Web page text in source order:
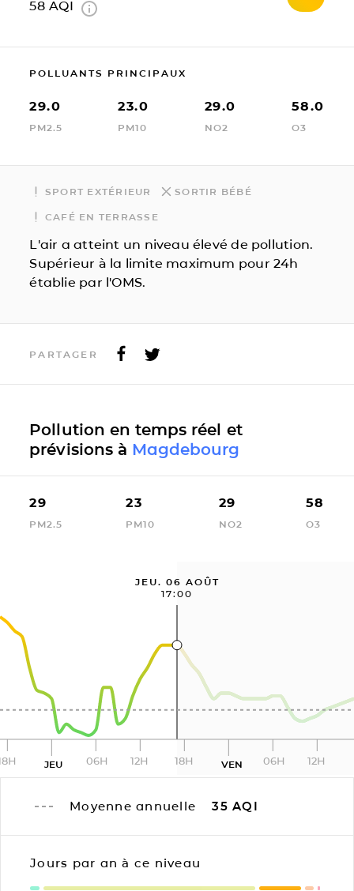
58 AQI
POLLUANTS PRINCIPAUX
29.0
PM2.5
23.0
PM10
29.0
NO2
58.0
O3
SPORT EXTÉRIEUR SORTIR BÉBÉ
CAFÉ EN TERRASSE
L'air a atteint un niveau élevé de pollution.
Supérieur à la limite maximum pour 24h
établie par l'OMS.
PARTAGER
Pollution en temps réel et
prévisions à Magdebourg
29
PM2.5
23
PM10
29
NO2
58
O3
JEU. 06 AOÛT
17:00
JEU 06H 12H 18H VEN 06H 12H
Moyenne annuelle 35 AQI
Jours par an à ce niveau